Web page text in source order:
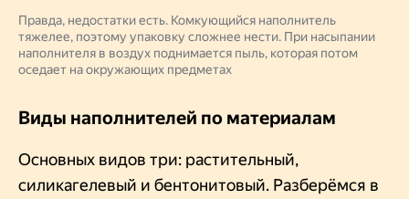
Правда, недостатки есть. Комкующийся наполнитель
тяжелее, поэтому упаковку сложнее нести. При насыпании
наполнителя в воздух поднимается пыль, которая потом
оседает на окружающих предметах
Виды наполнителей по материалам
Основных видов три: растительный,
силикагелевый и бентонитовый. Разберёмся в